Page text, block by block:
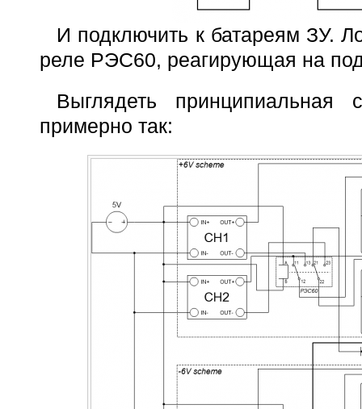
И подключить к батареям ЗУ.
реле РЭС60, реагирующая на
Выглядеть принципиальная
примерно так: